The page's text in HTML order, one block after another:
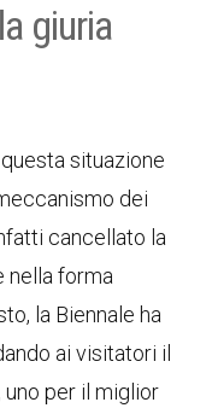
giuria
situazione
dei
cancellato la
nella forma
la Biennale ha
ai visitatori il
per il miglior